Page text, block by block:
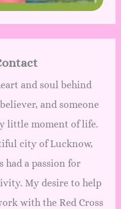
and soul behind
and someone
little moment of life.
city of Lucknow,
had a passion for
My desire to help
with the Red Cross